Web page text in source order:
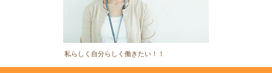
私らしく自分らしく働きたい！！